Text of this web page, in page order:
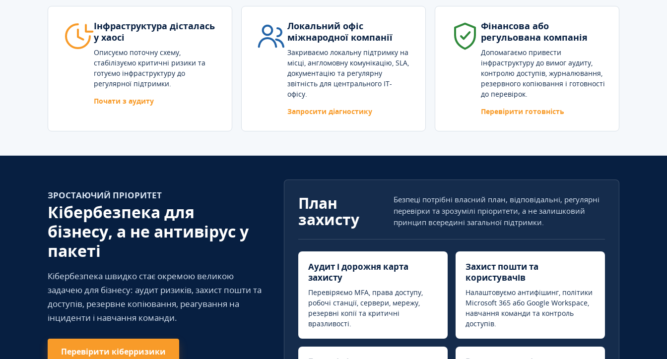
Інфраструктура дісталась
у хаосі
Описуємо поточну схему,
стабілізуємо критичні ризики та
готуємо інфраструктуру до
регулярної підтримки.
Почати з аудиту
Локальний офіс
міжнародної компанії
Закриваємо локальну підтримку на
місці, англомовну комунікацію, SLA,
документацію та регулярну
звітність для центрального IT-
офісу.
Запросити діагностику
Фінансова або
регульована компанія
Допомагаємо привести
інфраструктуру до вимог аудиту,
контролю доступів, журналювання,
резервного копіювання і готовності
до перевірок.
Перевірити готовність
ЗРОСТАЮЧИЙ ПРІОРИТЕТ
Кібербезпека для
бізнесу, а не антивірус у
пакеті
Кібербезпека швидко стає окремою великою
задачею для бізнесу: аудит ризиків, захист пошти та
доступів, резервне копіювання, реагування на
інциденти і навчання команди.
Перевірити кіберризики
План
захисту
Безпеці потрібні власний план, відповідальні, регулярні
перевірки та зрозумілі пріоритети, а не залишковий
принцип всередині загальної підтримки.
Аудит і дорожня карта
захисту
Перевіряємо MFA, права доступу,
робочі станції, сервери, мережу,
резервні копії та критичні
вразливості.
Захист пошти та
користувачів
Налаштовуємо антифішинг, політики
Microsoft 365 або Google Workspace,
навчання команди та контроль
доступів.